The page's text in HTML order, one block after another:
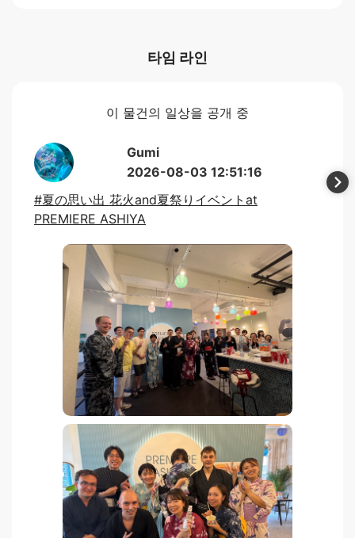
타임 라인
이 물건의 일상을 공개 중
Gumi
#夏の思い出 花火and夏祭りイベントat
PREMIERE ASHIYA
2026-08-03 12:51:16